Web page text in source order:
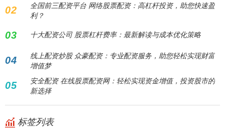
02
全国前三配资平台 网络股票配资：高杠杆投资，助您快速盈
利？
03 十大配资公司 股票杠杆费率：最新解读与成本优化策略
04
线上配资炒股 众豪配资：专业配资服务，助您轻松实现财富
增值梦
05
安全配资 在线股票配资网：轻松实现资金增值，投资股市的
新选择
标签列表